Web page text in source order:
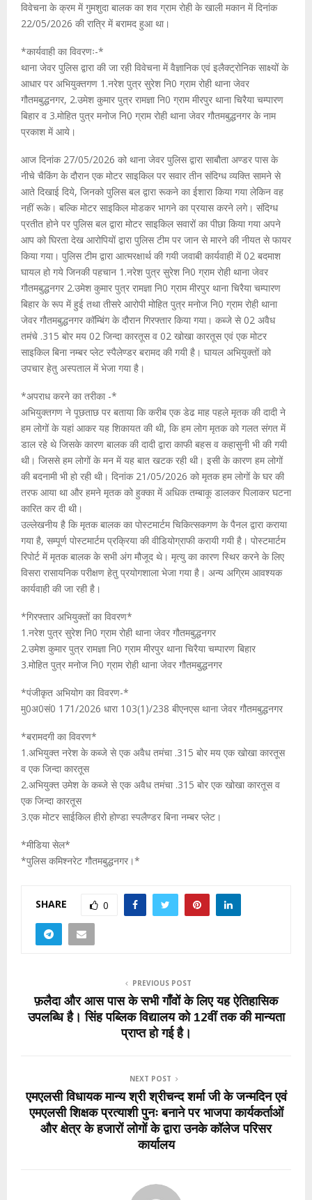
विवेचना के क्रम में गुमशुदा बालक का शव ग्राम रोही के खाली मकान में दिनांक
22/05/2026 की रात्रि में बरामद हुआ था।
*कार्यवाही का विवरणः-*
थाना जेवर पुलिस द्वारा की जा रही विवेचना में वैज्ञानिक एवं इलैक्ट्रोनिक साक्ष्यों के
आधार पर अभियुक्तगण 1.नरेश पुत्र सुरेश नि0 ग्राम रोही थाना जेवर
गौतमबुद्धनगर, 2.उमेश कुमार पुत्र रामज्ञा नि0 ग्राम मीरपुर थाना चिरैया चम्पारण
बिहार व 3.मोहित पुत्र मनोज नि0 ग्राम रोही थाना जेवर गौतमबुद्धनगर के नाम
प्रकाश में आये।
आज दिनांक 27/05/2026 को थाना जेवर पुलिस द्वारा साबौता अण्डर पास के
नीचे चैकिंग के दौरान एक मोटर साइकिल पर सवार तीन संदिग्ध व्यक्ति सामने से
आते दिखाई दिये, जिनको पुलिस बल द्वारा रूकने का ईशारा किया गया लेकिन वह
नहीं रूके। बल्कि मोटर साइकिल मोडकर भागने का प्रयास करने लगे। संदिग्ध
प्रतीत होने पर पुलिस बल द्वारा मोटर साइकिल सवारों का पीछा किया गया अपने
आप को घिरता देख आरोपियों द्वारा पुलिस टीम पर जान से मारने की नीयत से फायर
किया गया। पुलिस टीम द्वारा आत्मरक्षार्थ की गयी जवाबी कार्यवाही में 02 बदमाश
घायल हो गये जिनकी पहचान 1.नरेश पुत्र सुरेश नि0 ग्राम रोही थाना जेवर
गौतमबुद्धनगर 2.उमेश कुमार पुत्र रामज्ञा नि0 ग्राम मीरपुर थाना चिरैया चम्पारण
बिहार के रूप में हुई तथा तीसरे आरोपी मोहित पुत्र मनोज नि0 ग्राम रोही थाना
जेवर गौतमबुद्धनगर कॉम्बिंग के दौरान गिरफ्तार किया गया। कब्जे से 02 अवैध
तमंचे .315 बोर मय 02 जिन्दा कारतूस व 02 खोखा कारतूस एवं एक मोटर
साइकिल बिना नम्बर प्लेट स्पैलेण्डर बरामद की गयी है। घायल अभियुक्तों को
उपचार हेतु अस्पताल में भेजा गया है।
*अपराध करने का तरीका -*
अभियुक्तगण ने पूछताछ पर बताया कि करीब एक डेढ माह पहले मृतक की दादी ने
हम लोगों के यहां आकर यह शिकायत की थी, कि हम लोग मृतक को गलत संगत में
डाल रहे थे जिसके कारण बालक की दादी द्वारा काफी बहस व कहासुनी भी की गयी
थी। जिससे हम लोगों के मन में यह बात खटक रही थी। इसी के कारण हम लोगों
की बदनामी भी हो रही थी। दिनांक 21/05/2026 को मृतक हम लोगों के घर की
तरफ आया था और हमने मृतक को हुक्का में अधिक तम्बाकू डालकर पिलाकर घटना
कारित कर दी थी।
उल्लेखनीय है कि मृतक बालक का पोस्टमार्टम चिकित्सकगण के पैनल द्वारा कराया
गया है, सम्पूर्ण पोस्टमार्टम प्रक्रिया की वीडियोग्राफी करायी गयी है। पोस्टमार्टम
रिपोर्ट में मृतक बालक के सभी अंग मौजूद थे। मृत्यु का कारण स्थिर करने के लिए
विसरा रासायनिक परीक्षण हेतु प्रयोगशाला भेजा गया है। अन्य अग्रिम आवश्यक
कार्यवाही की जा रही है।
*गिरफ्तार अभियुक्तों का विवरण*
1.नरेश पुत्र सुरेश नि0 ग्राम रोही थाना जेवर गौतमबुद्धनगर
2.उमेश कुमार पुत्र रामज्ञा नि0 ग्राम मीरपुर थाना चिरैया चम्पारण बिहार
3.मोहित पुत्र मनोज नि0 ग्राम रोही थाना जेवर गौतमबुद्धनगर
*पंजीकृत अभियोग का विवरण-*
मु0अ0सं0 171/2026 धारा 103(1)/238 बीएनएस थाना जेवर गौतमबुद्धनगर
*बरामदगी का विवरण*
1.अभियुक्त नरेश के कब्जे से एक अवैध तमंचा .315 बोर मय एक खोखा कारतूस
व एक जिन्दा कारतूस
2.अभियुक्त उमेश के कब्जे से एक अवैध तमंचा .315 बोर एक खोखा कारतूस व
एक जिन्दा कारतूस
3.एक मोटर साईकिल हीरो होण्डा स्पलैण्डर बिना नम्बर प्लेट।
*मीडिया सेल*
*पुलिस कमिश्नरेट गौतमबुद्धनगर।*
SHARE 0
PREVIOUS POST
फ़लैदा और आस पास के सभी गाँवों के लिए यह ऐतिहासिक
उपलब्धि है। सिंह पब्लिक विद्यालय को 12वीं तक की मान्यता
प्राप्त हो गई है।
NEXT POST
एमएलसी विधायक मान्य श्री श्रीचन्द शर्मा जी के जन्मदिन एवं
एमएलसी शिक्षक प्रत्याशी पुनः बनाने पर भाजपा कार्यकर्ताओं
और क्षेत्र के हजारों लोगों के द्वारा उनके कॉलेज परिसर
कार्यालय